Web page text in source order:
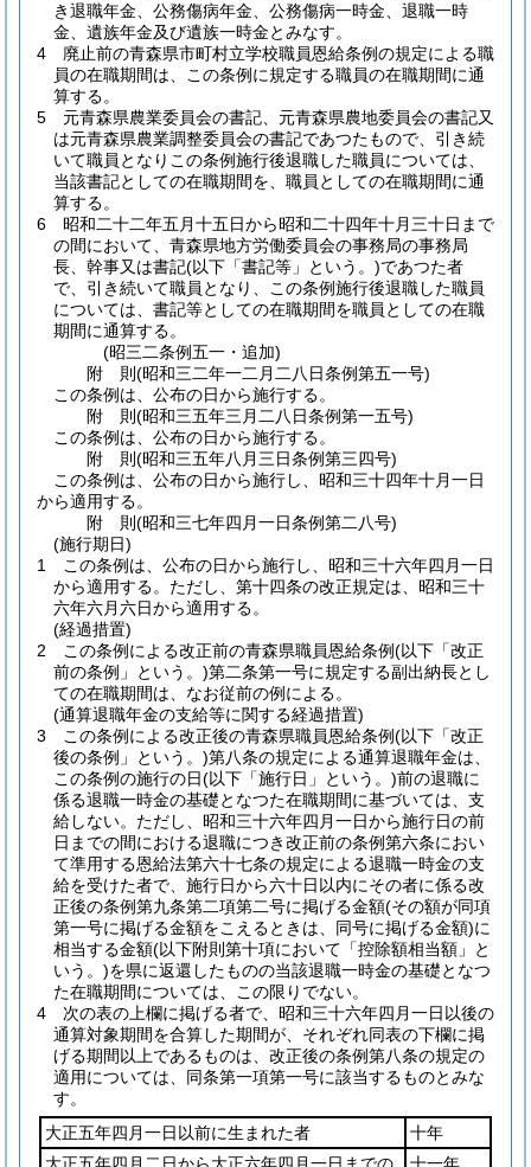
き退職年金、公務傷病年金、公務傷病一時金、退職一時
金、遺族年金及び遺族一時金とみなす。
4
廃止前の青森県市町村立学校職員恩給条例の規定による職
員の在職期間は、この条例に規定する職員の在職期間に通
算する。
5
元青森県農業委員会の書記、元青森県農地委員会の書記又
は元青森県農業調整委員会の書記であつたもので、引き続
いて職員となりこの条例施行後退職した職員については、
当該書記としての在職期間を、職員としての在職期間に通
算する。
6
昭和二十二年五月十五日から昭和二十四年十月三十日まで
の間において、青森県地方労働委員会の事務局の事務局
長、幹事又は書記(以下「書記等」という。)であつた者
で、引き続いて職員となり、この条例施行後退職した職員
については、書記等としての在職期間を職員としての在職
期間に通算する。
(昭三二条例五一・追加)
附 則(昭和三二年一二月二八日条例第五一号)
この条例は、公布の日から施行する。
附 則(昭和三五年三月二八日条例第一五号)
この条例は、公布の日から施行する。
附 則(昭和三五年八月三日条例第三四号)
この条例は、公布の日から施行し、昭和三十四年十月一日
から適用する。
附 則(昭和三七年四月一日条例第二八号)
(施行期日)
1
この条例は、公布の日から施行し、昭和三十六年四月一日
から適用する。 ただし、第十四条の改正規定は、昭和三十
六年六月六日から適用する。
(経過措置)
2
この条例による改正前の青森県職員恩給条例(以下「改正
前の条例」という。)第二条第一号に規定する副出納長とし
ての在職期間は、なお従前の例による。
(通算退職年金の支給等に関する経過措置)
3
この条例による改正後の青森県職員恩給条例(以下「改正
後の条例」という。)第八条の規定による通算退職年金は、
この条例の施行の日(以下「施行日」という。)前の退職に
係る退職一時金の基礎となつた在職期間に基づいては、支
給しない。 ただし、昭和三十六年四月一日から施行日の前
日までの間における退職につき改正前の条例第六条におい
て準用する恩給法第六十七条の規定による退職一時金の支
給を受けた者で、施行日から六十日以内にその者に係る改
正後の条例第九条第二項第二号に掲げる金額(その額が同項
第一号に掲げる金額をこえるときは、同号に掲げる金額)に
相当する金額(以下附則第十項において「控除額相当額」と
いう。)を県に返還したものの当該退職一時金の基礎となつ
た在職期間については、この限りでない。
4
次の表の上欄に掲げる者で、昭和三十六年四月一日以後の
通算対象期間を合算した期間が、それぞれ同表の下欄に掲
げる期間以上であるものは、改正後の条例第八条の規定の
適用については、同条第一項第一号に該当するものとみな
す。
大正五年四月一日以前に生まれた者
十年